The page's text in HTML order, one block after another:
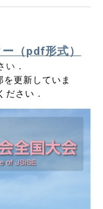
ー（pdf形式）
い ．
更新していま
ださい．